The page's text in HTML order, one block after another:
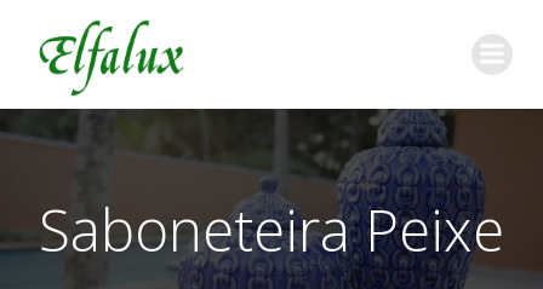
Saboneteira Peixe